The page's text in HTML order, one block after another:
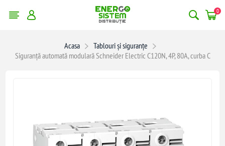
0
Acasa
Tablouri și siguranțe
Siguranță automată modulară Schneider Electric C120N, 4P, 80A, curba C